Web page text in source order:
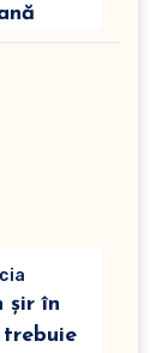
șir în
trebuie